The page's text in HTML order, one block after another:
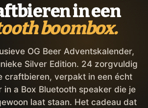
in een
boombox.
OG Beer Adventskalender,
Silver Edition. 24 zorgvuldig
craftbieren, verpakt in een écht
in a Box Bluetooth speaker die je
laat staan. Het cadeau dat